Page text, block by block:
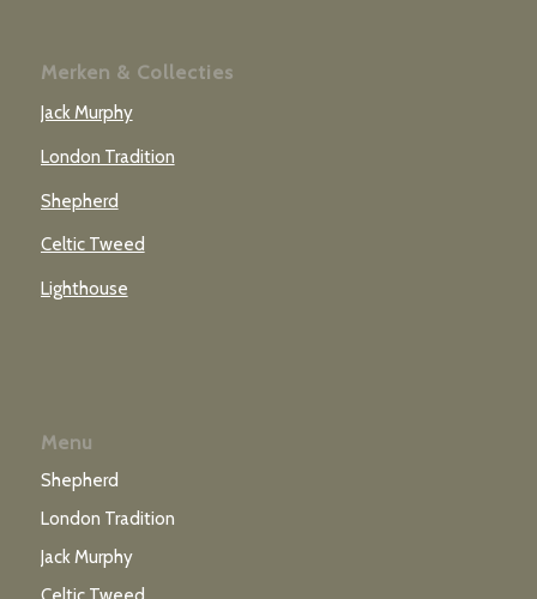
Merken & Collecties
Jack Murphy
London Tradition
Shepherd
Celtic Tweed
Lighthouse
Menu
Shepherd
London Tradition
Jack Murphy